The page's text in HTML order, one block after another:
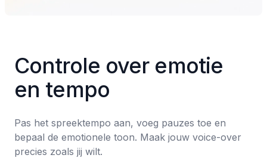
Controle over emotie
en tempo
Pas het spreektempo aan, voeg pauzes toe en
bepaal de emotionele toon. Maak jouw voice-over
precies zoals jij wilt.